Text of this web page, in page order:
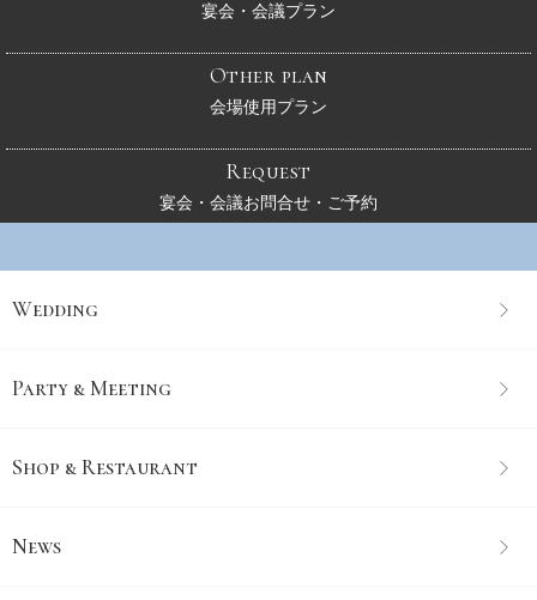
宴会・会議プラン
Other plan
会場使用プラン
Request
宴会・会議お問合せ・ご予約
Wedding
Party & Meeting
Shop & Restaurant
News